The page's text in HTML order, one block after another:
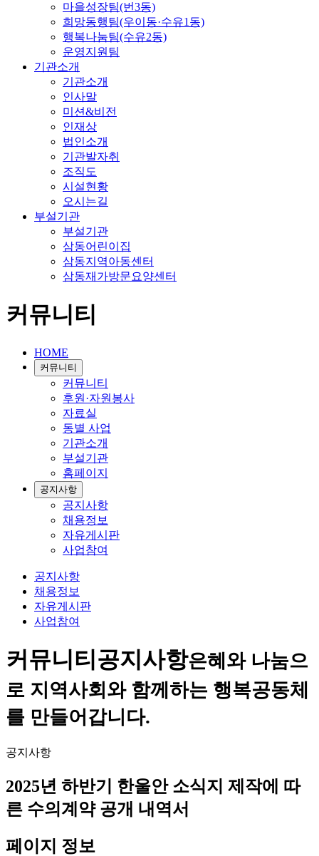
마을성장팀(번3동)
희망동행팀(우이동·수유1동)
행복나눔팀(수유2동)
운영지원팀
기관소개
기관소개
인사말
미션&비전
인재상
법인소개
기관발자취
조직도
시설현황
오시는길
부설기관
부설기관
삼동어린이집
삼동지역아동센터
삼동재가방문요양센터
커뮤니티
HOME
커뮤니티
커뮤니티
후원·자원봉사
자료실
동별 사업
기관소개
부설기관
홈페이지
공지사항
공지사항
채용정보
자유게시판
사업참여
공지사항
채용정보
자유게시판
사업참여
커뮤니티공지사항은혜와 나눔으
로 지역사회와 함께하는 행복공동체
를 만들어갑니다.
공지사항
2025년 하반기 한울안 소식지 제작에 따
른 수의계약 공개 내역서
페이지 정보